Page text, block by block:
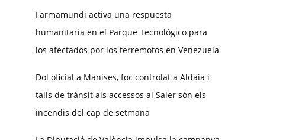
Farmamundi activa una respuesta
humanitaria en el Parque Tecnológico para
los afectados por los terremotos en Venezuela
Dol oficial a Manises, foc controlat a Aldaia i
talls de trànsit als accessos al Saler són els
incendis del cap de setmana